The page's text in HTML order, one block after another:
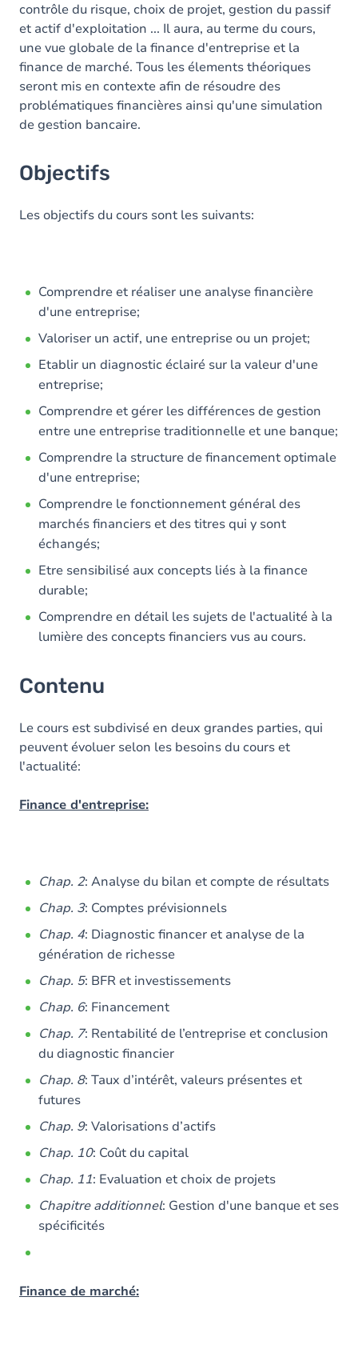
contrôle du risque, choix de projet, gestion du passif
et actif d'exploitation ... Il aura, au terme du cours,
une vue globale de la finance d'entreprise et la
finance de marché. Tous les élements théoriques
seront mis en contexte afin de résoudre des
problématiques financières ainsi qu'une simulation
de gestion bancaire.
Objectifs
Les objectifs du cours sont les suivants:
Comprendre et réaliser une analyse financière
d'une entreprise;
Valoriser un actif, une entreprise ou un projet;
Etablir un diagnostic éclairé sur la valeur d'une
entreprise;
Comprendre et gérer les différences de gestion
entre une entreprise traditionnelle et une banque;
Comprendre la structure de financement optimale
d'une entreprise;
Comprendre le fonctionnement général des
marchés financiers et des titres qui y sont
échangés;
Etre sensibilisé aux concepts liés à la finance
durable;
Comprendre en détail les sujets de l'actualité à la
lumière des concepts financiers vus au cours.
Contenu
Le cours est subdivisé en deux grandes parties, qui
peuvent évoluer selon les besoins du cours et
l'actualité:
Finance d'entreprise:
Chap. 2: Analyse du bilan et compte de résultats
Chap. 3: Comptes prévisionnels
Chap. 4: Diagnostic financer et analyse de la
génération de richesse
Chap. 5: BFR et investissements
Chap. 6: Financement
Chap. 7: Rentabilité de l’entreprise et conclusion
du diagnostic financier
Chap. 8: Taux d’intérêt, valeurs présentes et
futures
Chap. 9: Valorisations d’actifs
Chap. 10: Coût du capital
Chap. 11: Evaluation et choix de projets
Chapitre additionnel: Gestion d'une banque et ses
spécificités
Finance de marché: